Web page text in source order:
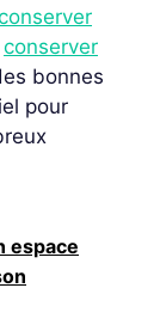
conserver
bonnes
pour
espace